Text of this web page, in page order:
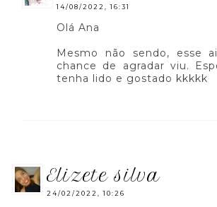
14/08/2022, 16:31
Olá Ana
Mesmo não sendo, esse
chance de agradar viu.
tenha lido e gostado kkkkk
elizete silva
24/02/2022, 10:26